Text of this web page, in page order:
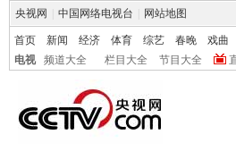
央视网 中国网络电视台 网站地图
首页 新闻 经济 体育 综艺 春晚 戏曲
电视
频道大全 栏目大全 节目大全